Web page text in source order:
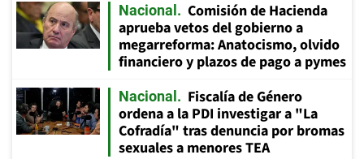
Nacional
Comisión de Hacienda
aprueba vetos del gobierno a
megarreforma: Anatocismo, olvido
financiero y plazos de pago a pymes
Nacional
Fiscalía de Género
ordena a la PDI investigar a "La
Cofradía" tras denuncia por bromas
sexuales a menores TEA